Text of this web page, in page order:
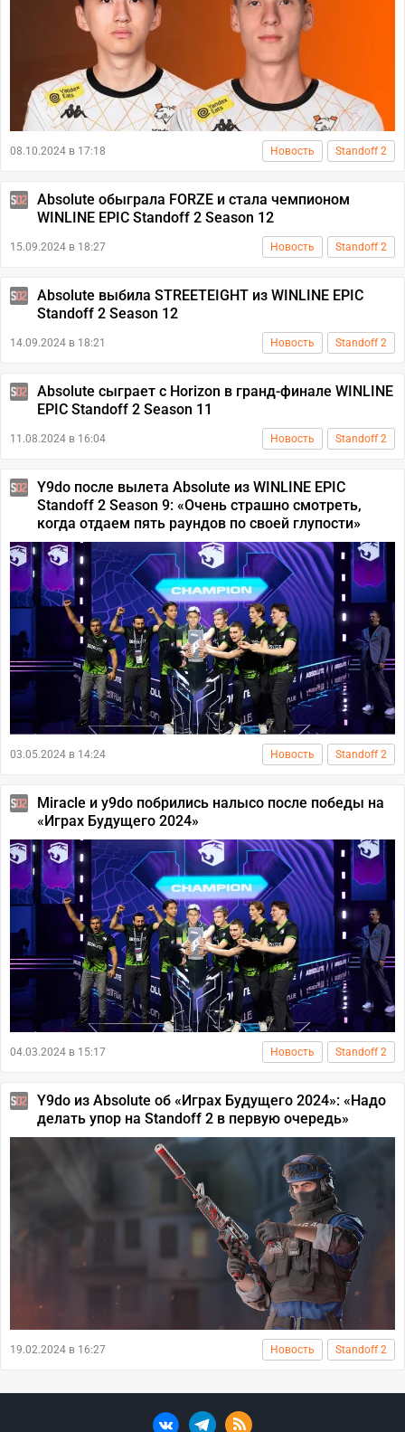
08.10.2024 в 17:18 Новость Standoff 2
Absolute обыграла FORZE и стала чемпионом
WINLINE EPIC Standoff 2 Season 12
15.09.2024 в 18:27 Новость Standoff 2
Absolute выбила STREETEIGHT из WINLINE EPIC
Standoff 2 Season 12
14.09.2024 в 18:21 Новость Standoff 2
Absolute сыграет с Horizon в гранд-финале WINLINE
EPIC Standoff 2 Season 11
11.08.2024 в 16:04 Новость Standoff 2
Y9do после вылета Absolute из WINLINE EPIC
Standoff 2 Season 9: «Очень страшно смотреть,
когда отдаем пять раундов по своей глупости»
03.05.2024 в 14:24 Новость Standoff 2
Miracle и y9do побрились налысо после победы на
«Играх Будущего 2024»
04.03.2024 в 15:17 Новость Standoff 2
Y9do из Absolute об «Играх Будущего 2024»: «Надо
делать упор на Standoff 2 в первую очередь»
19.02.2024 в 16:27 Новость Standoff 2